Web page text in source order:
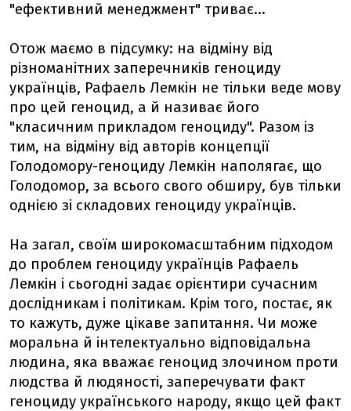
"ефективний менеджмент" триває...
Отож маємо в підсумку: на відміну від
різноманітних заперечників геноциду
українців, Рафаель Лемкін не тільки веде мову
про цей геноцид, а й називає його
"класичним прикладом геноциду". Разом із
тим, на відміну від авторів концепції
Голодомору-геноциду Лемкін наполягає, що
Голодомор, за всього свого обширу, був тільки
однією зі складових геноциду українців.
На загал, своїм широкомасштабним підходом
до проблем геноциду українців Рафаель
Лемкін і сьогодні задає орієнтири сучасним
дослідникам і політикам. Крім того, постає, як
то кажуть, дуже цікаве запитання. Чи може
моральна й інтелектуально відповідальна
людина, яка вважає геноцид злочином проти
людства й людяності, заперечувати факт
геноциду українського народу, якщо цей факт